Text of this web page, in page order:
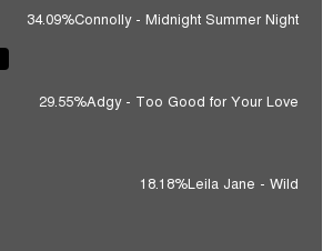
Connolly - Midnight Summer Night
34.09%
Adgy - Too Good for Your Love
29.55%
Leila Jane - Wild
18.18%